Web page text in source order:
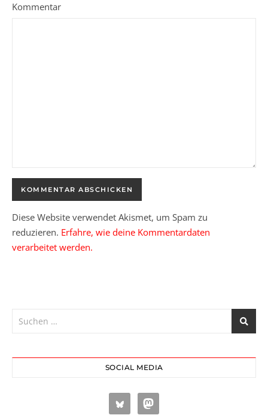
Kommentar
Diese Website verwendet Akismet, um Spam zu
reduzieren. Erfahre, wie deine Kommentardaten
verarbeitet werden.
SOCIAL MEDIA